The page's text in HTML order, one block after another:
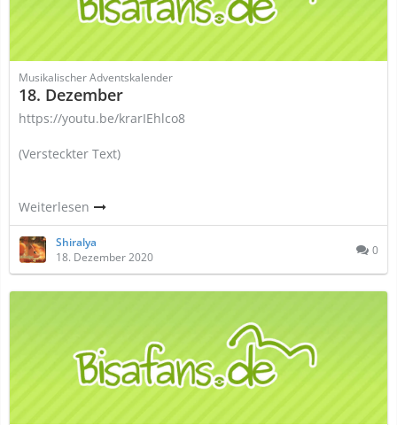
Musikalischer Adventskalender
18. Dezember
https://youtu.be/krarIEhlco8
(Versteckter Text)
Weiterlesen
Shiralya
18. Dezember 2020
0